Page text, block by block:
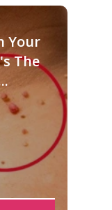
Your
The